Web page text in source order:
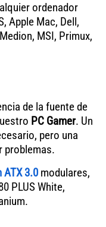
ordenador
Apple Mac, Dell,
MSI, Primux,
de la fuente de
PC Gamer. Un
pero una
problemas.
3.0 modulares,
PLUS White,